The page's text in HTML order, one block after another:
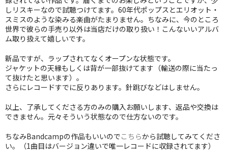
ROCK
FOLK,SSW
WORLD
その他
7INC
Webのみ no.1
しリスキーなので試聴つけてます。60年代ポップスとエリオット・
スミスのような染みる楽曲がたまりません。ちなみに、今のところ
世界で彼らの手売り以外は当店だけの取り扱い！こんないいアルバ
ム取り扱えて嬉しいです。
新品ですが、ラップされてなくオープンな状態です。
ジャケットの天縁もしくは背が一部抜けてます（輸送の際に当たっ
て抜けたと思います）。
さらにレコードすでに反りあります。針跳びなどはしません。
以上、了承してくださる方のみの購入お願いします、返品や交換は
できません。元々そういう状態なので仕方ないのです。
ちなみBandcampの作品もいいのでこちらから試聴してみてくださ
い。（1曲目はバージョン違いで唯一レコードに収録されてます）